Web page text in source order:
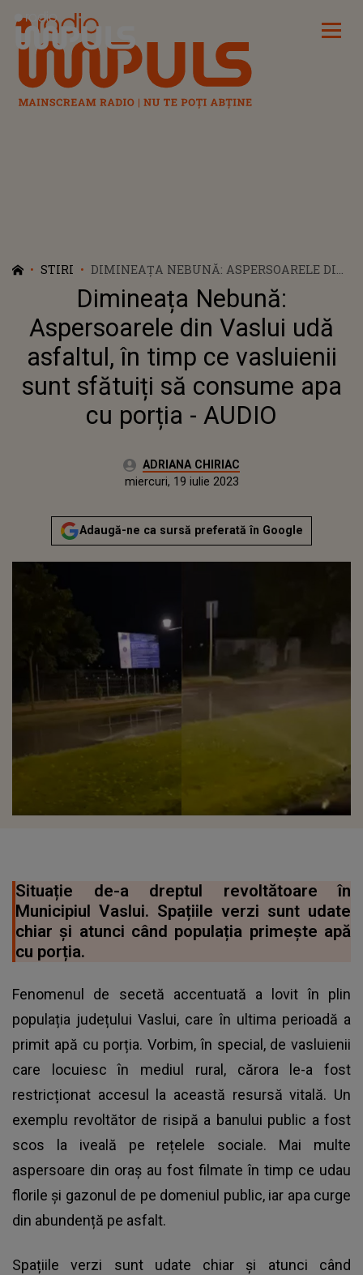
Radio Impuls
STIRI
DIMINEAȚA NEBUNĂ: ASPERSOARELE DIN
VASLUI UDĂ ASFALTUL, ÎN TIMP CE
VASLUIENII SUNT SFĂTUIȚI SĂ CONSUME
APA CU PORȚIA - AUDIO
Dimineața Nebună:
Aspersoarele din Vaslui udă
asfaltul, în timp ce vasluienii
sunt sfătuiți să consume apa
cu porția - AUDIO
Autor:ADRIANA CHIRIAC
Actualizat:
miercuri, 19 iulie 2023
Adaugă-ne ca sursă preferată în Google
Situație de-a dreptul revoltătoare în
Municipiul Vaslui. Spațiile verzi sunt udate
chiar și atunci când populația primește apă
cu porția.
Fenomenul de secetă accentuată a lovit în plin
populația județului Vaslui, care în ultima perioadă a
primit apă cu porția. Vorbim, în special, de vasluienii
care locuiesc în mediul rural, cărora le-a fost
restricționat accesul la această resursă vitală. Un
exemplu revoltător de risipă a banului public a fost
scos la iveală pe rețelele sociale. Mai multe
aspersoare din oraș au fost filmate în timp ce udau
florile și gazonul de pe domeniul public, iar apa curge
din abundență pe asfalt.
Spațiile verzi sunt udate chiar și atunci când